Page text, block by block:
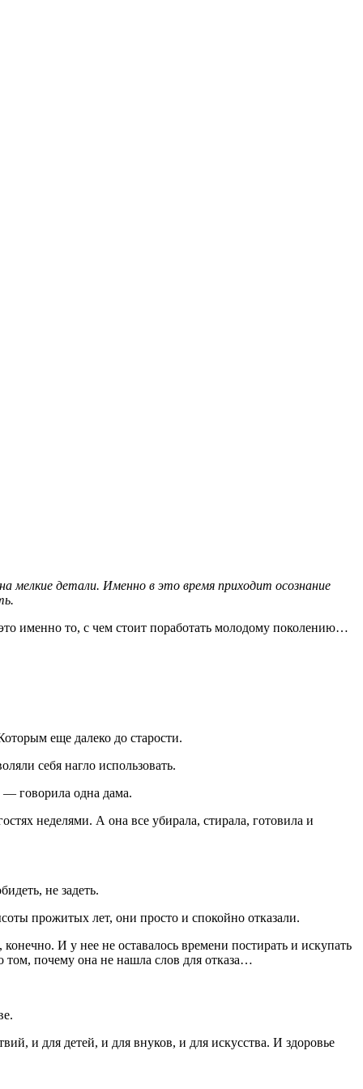
детали. Именно в это время приходит осознание
именно то, с чем стоит поработать молодому поколению…
еще далеко до старости.
себя нагло использовать.
— говорила одна дама.
неделями. А она все убирала, стирала, готовила и
не задеть.
прожитых лет, они просто и спокойно отказали.
И у нее не оставалось времени постирать и искупать
почему она не нашла слов для отказа…
и для детей, и для внуков, и для искусства. И здоровье